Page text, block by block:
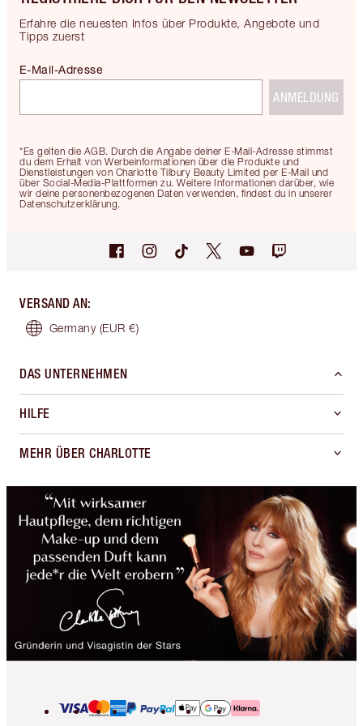
Erfahre die neuesten Infos über Produkte, Angebote und
Tipps zuerst
*Es gelten die AGB. Durch die Angabe deiner E-Mail-Adresse stimmst
du dem Erhalt von Werbeinformationen über die Produkte und
Dienstleistungen von Charlotte Tilbury Beauty Limited per E-Mail und
über Social-Media-Plattformen zu. Weitere Informationen darüber, wie
wir deine personenbezogenen Daten verwenden, findest du in unserer
Datenschutzerklärung.
E-Mail-Adresse
ANMELDUNG
VERSAND AN:
Germany (EUR €)
DAS UNTERNEHMEN
HILFE
MEHR ÜBER CHARLOTTE